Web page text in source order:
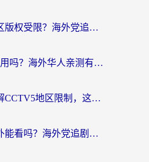
央视影音当前地区版权受限？海外党追剧看片的终极解决方案来了
交管12123国外能用吗？海外华人亲测有效的回国加速器选择指南
海外党必看：破解CCTV5地区限制，这样看欧洲杯奥运直播才够爽！
优酷缓存视频国外能看吗？海外党追剧看片的终极解决方案来了